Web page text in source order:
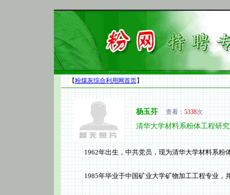
【粉煤灰综合利用网首页】
杨玉芬 查看：5338次
清华大学材料系粉体工程研
1962年出生，中共党员，现为清华大学材料系粉体
1985年毕业于中国矿业大学矿物加工工程专业，并